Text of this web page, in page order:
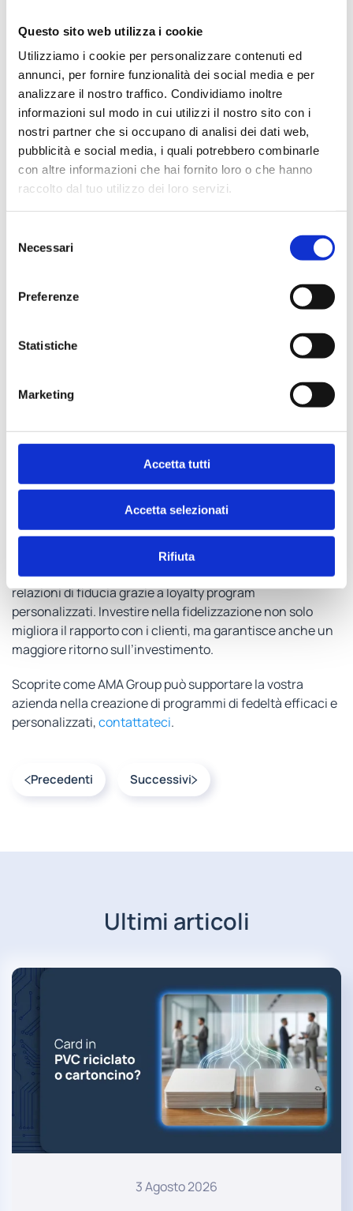
Questo sito web utilizza i cookie
Utilizziamo i cookie per personalizzare contenuti ed
annunci, per fornire funzionalità dei social media e per
analizzare il nostro traffico. Condividiamo inoltre
informazioni sul modo in cui utilizzi il nostro sito con i
nostri partner che si occupano di analisi dei dati web,
pubblicità e social media, i quali potrebbero combinarle
con altre informazioni che hai fornito loro o che hanno
raccolto dal tuo utilizzo dei loro servizi.
delNecessari
Preferenze
Statistiche
Marketing
Accetta tutti
Accetta selezionati
Rifiuta
Il futuro della customer
relation
Il futuro delle relazioni con i clienti e consumatori sarà
scandito da una combinazione di cambiamenti nelle
aspettative dei consumatori, innovazioni tecnologiche e
nuove strategie di marketing omnichannel.
Omnicanalità e integrazione dei touchpoint fisici e
integrare senza soluzione di continuità tutti i punti di
contatto con i clienti, garantendo ai propri clienti
Esperienze cliente immersive
realtà virtuale consentirà alle aziende di creare
esperienze sempre più immersive in grado di
Analisi dei dati e insight predittivi: l’analisi dei big
data e gli insight predittivi diventeranno strumenti
fondamentali per comprendere meglio i
comportamenti dei clienti e prendere decisioni
Le aziende che desiderano mantenere un vantaggio
competitivo devono focalizzarsi sulla creazione di
relazioni di fiducia grazie a loyalty program
personalizzati. Investire nella fidelizzazione non solo
migliora il rapporto con i clienti, ma garantisce anche un
maggiore ritorno sull’investimento.
Scoprite come AMA Group può supportare la vostra
azienda nella creazione di programmi di fedeltà efficaci e
personalizzati,contattateci.
Precedenti Successivi
Ultimi articoli
3 Agosto 2026